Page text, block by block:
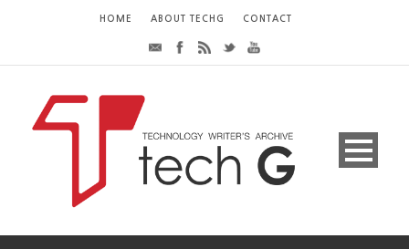
HOME ABOUT TECHG CONTACT